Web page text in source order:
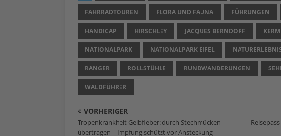
FAHRRADTOUREN FLORA UND FAUNA FÜHRUNGEN
HANDICAP HIRSCHLEY JACQUES BERNDORF
NATIONALPARK NATIONALPARK EIFEL NATURERLEBNIS
RANGER ROLLSTÜHLE RUNDWANDERUNGEN
WALDFÜHRER
VORHERIGER
Tropenkrankheit Gelbfieber: durch Stechmücken
übertragen – Impfung schützt vor Ansteckung